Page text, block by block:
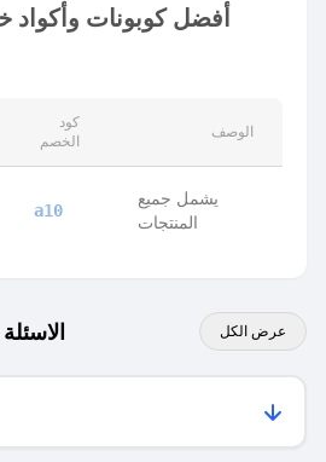
أفضل كوبونات وأكواد
كود
الخصم
الوصف
a10
يشمل جميع
المنتجات
عرض الكل